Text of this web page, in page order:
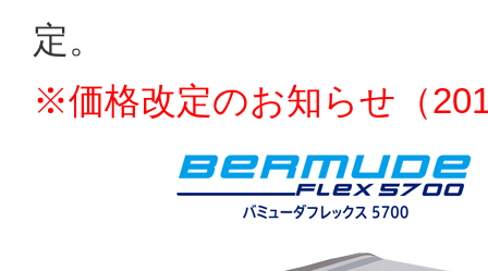
定。
※価格改定のお知らせ（